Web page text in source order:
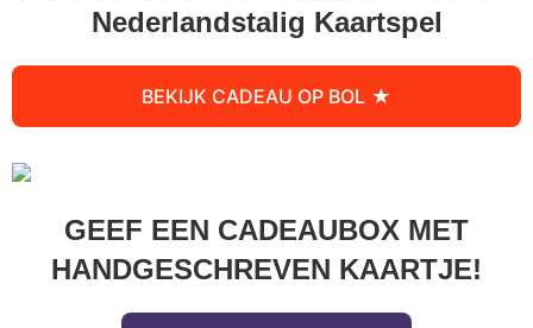
Nederlandstalig Kaartspel
BEKIJK CADEAU OP BOL
GEEF EEN CADEAUBOX MET
HANDGESCHREVEN KAARTJE!